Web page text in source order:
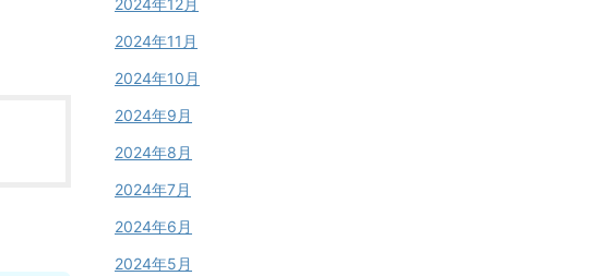
2024年12月
2024年11月
2024年10月
2024年9月
2024年8月
2024年7月
2024年6月
2024年5月